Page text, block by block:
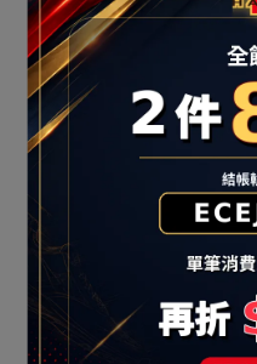
SKECHER Go Walk Glide-
Step 2.0 女 健走鞋 粉紫 休
閒鞋 125156WLTMV
NT$3590
añadir al carrito